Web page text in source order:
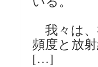
我々は、
頻度と放
[…]